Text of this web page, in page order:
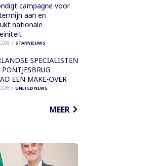
campagne voor
aan en
nationale
STARNIEUWS
SPECIALISTEN
EEN MAKE-OVER
UNITED NEWS
MEER